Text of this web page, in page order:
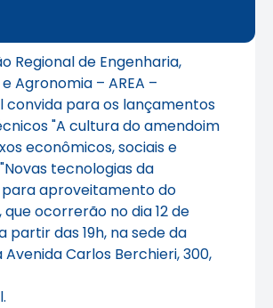
Regional de Engenharia,
Agronomia – AREA –
para os lançamentos
"A cultura do amendoim
econômicos, sociais e
tecnologias da
para aproveitamento do
ocorrerão no dia 12 de
partir das 19h, na sede da
Carlos Berchieri, 300,